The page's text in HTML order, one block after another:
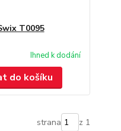
T0095
Ihned k dodání
do košíku
strana z 1